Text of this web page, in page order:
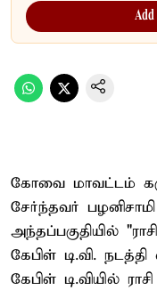
கோவை மாவட்டம்
சேர்ந்தவர்
அந்தப்பகுதியில்
கேபிள் டி.வி.
கேபிள் டி.வியில்